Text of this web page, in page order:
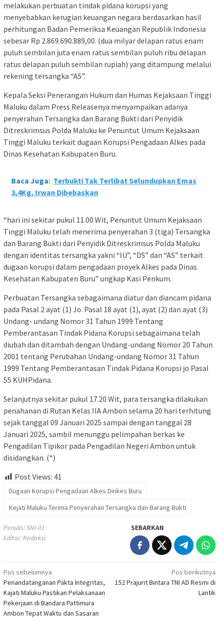
melakukan perbuatan tindak pidana korupsi yang
menyebabkan kerugian keuangan negara berdasarkan hasil
perhitungan Badan Pemeriksa Keuangan Republik Indonesia
sebesar Rp 2.869.690.889,00. (dua milyar delapan ratus enam
puluh sembilan juta enam ratus sembilan puluh ribu delapan
ratus delapan puluh sembilan rupiah) yang ditampung melalui
rekening tersangka “AS”.
Kepala Seksi Penerangan Hukum dan Humas Kejaksaan Tinggi
Maluku dalam Press Releasenya menyampaikan adanya
penyerahan Tersangka dan Barang Bukti dari Penyidik
Ditreskrimsus Polda Maluku ke Penuntut Umum Kejaksaan
Tinggi Maluku terkait dugaan Korupsi Pengadaan Alkes pada
Dinas Kesehatan Kabupaten Buru.
Baca Juga: Terbukti Tak Terlibat Selundupkan Emas
3,4Kg, Irwan Dibebaskan
“hari ini sekitar pukul 11.00 Wit, Penuntut Umum Kejaksaan
Tinggi Maluku telah menerima penyerahan 3 (tiga) Tersangka
dan Barang Bukti dari Penyidik Ditreskrimsus Polda Maluku
dengan identitas tersangka yakni “IU”, “DS” dan “AS” terkait
dugaan korupsi dalam pengadaan proyek Alkes pada Dinas
Kesehatan Kabupaten Buru” ungkap Kasi Penkum.
Perbuatan Tersangka sebagaimana diatur dan diancam pidana
pada Pasal 2 ayat (1) Jo. Pasal 18 ayat (1), ayat (2) dan ayat (3)
Undang- undang Nomor 31 Tahun 1999 Tentang
Pemberantasan Tindak Pidana Korupsi sebagaimana telah
diubah dan ditambah dengan Undang-undang Nomor 20 Tahun
2001 tentang Perubahan Undang-undang Nomor 31 Tahun
1999 Tentang Pemberantasan Tindak Pidana Korupsi jo Pasal
55 KUHPidana.
Selanjutnya sekitar pukul 17.20 Wit, para tersangka dilakukan
penahanan di Rutan Kelas IIA Ambon selama 20 hari terhitung
sejak tanggal 09 Januari 2025 sampai dengan tanggal 28
Januari 2025, sambil menunggu pelimpahan berkas ke
Pengadilan Tipikor pada Pengadilan Negeri Ambon untuk
disidangkan. (*)
Post Views: 41
Dugaan Korupsi Pengadaan Alkes Dinkes Buru
Kejati Maluku Terima Penyerahan Tersangka dan Barang Bukti
Penulis: SNI-01
Editor: Redaksi
SEBARKAN
Navigasi
pos
Pos sebelumnya
Penandatanganan Pakta Integritas,
Kajati Maluku Pastikan Pelaksanaan
Pekerjaan di Bandara Pattimura
Ambon Tepat Waktu dan Sasaran
Pos berikutnya
152 Prajurit Bintara TNI AD Resmi di
Lantik